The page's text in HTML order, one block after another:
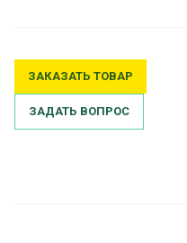
ЗАКАЗАТЬ ТОВАР
ЗАДАТЬ ВОПРОС